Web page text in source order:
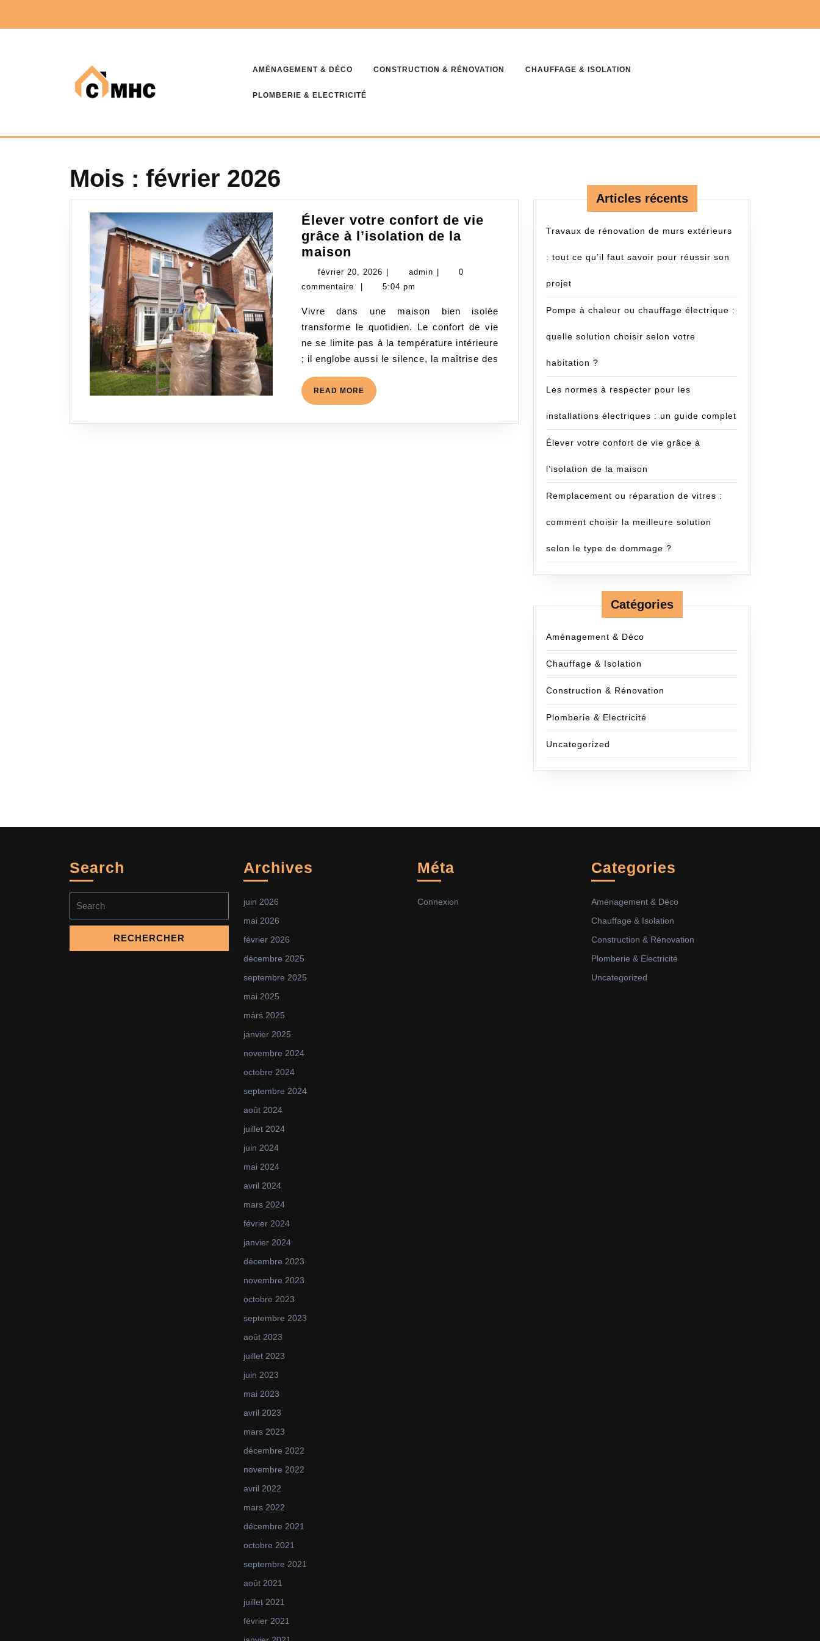
content
AMÉNAGEMENT & DÉCO CONSTRUCTION & RÉNOVATION CHAUFFAGE & ISOLATION
PLOMBERIE & ELECTRICITÉ
Mois : février 2026
Élever votre confort de vie
grâce à l’isolation de la
maison
votre
confort
vie
grâce
à
l’isolation
de
la
maison
février 20, 2026 février
20,
admin admin0
commentaire
5:04 pm
Vivre dans une maison bien isolée
transforme le quotidien. Le confort de vie
ne se limite pas à la température intérieure
; il englobe aussi le silence, la maîtrise des
READ MORE READ
MORE
Articles récents
Travaux de rénovation de murs extérieurs
: tout ce qu’il faut savoir pour réussir son
projet
Pompe à chaleur ou chauffage électrique :
quelle solution choisir selon votre
habitation ?
Les normes à respecter pour les
installations électriques : un guide complet
Élever votre confort de vie grâce à
l’isolation de la maison
Remplacement ou réparation de vitres :
comment choisir la meilleure solution
selon le type de dommage ?
Catégories
Aménagement & Déco
Chauffage & Isolation
Construction & Rénovation
Plomberie & Electricité
Uncategorized
Search
for:
Archives
juin 2026
mai 2026
février 2026
décembre 2025
septembre 2025
mai 2025
mars 2025
janvier 2025
novembre 2024
octobre 2024
septembre 2024
août 2024
juillet 2024
juin 2024
mai 2024
avril 2024
mars 2024
février 2024
janvier 2024
décembre 2023
novembre 2023
octobre 2023
septembre 2023
août 2023
juillet 2023
juin 2023
mai 2023
avril 2023
mars 2023
décembre 2022
novembre 2022
avril 2022
mars 2022
décembre 2021
octobre 2021
septembre 2021
août 2021
juillet 2021
février 2021
Méta
Connexion
Categories
Aménagement & Déco
Chauffage & Isolation
Construction & Rénovation
Plomberie & Electricité
Uncategorized